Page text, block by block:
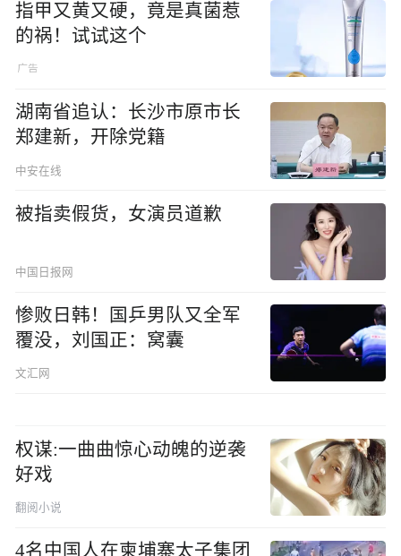
指甲又黄又硬，竟是真菌惹
的祸！试试这个
湖南省追认：长沙市原市长
郑建新，开除党籍
中安在线
被指卖假货，女演员道歉
中国日报网
惨败日韩！国乒男队又全军
覆没，刘国正：窝囊
文汇网
权谋:一曲曲惊心动魄的逆袭
好戏
翻阅小说
4名中国人在柬埔寨太子集团